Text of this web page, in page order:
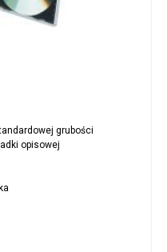
grubości
opisowej